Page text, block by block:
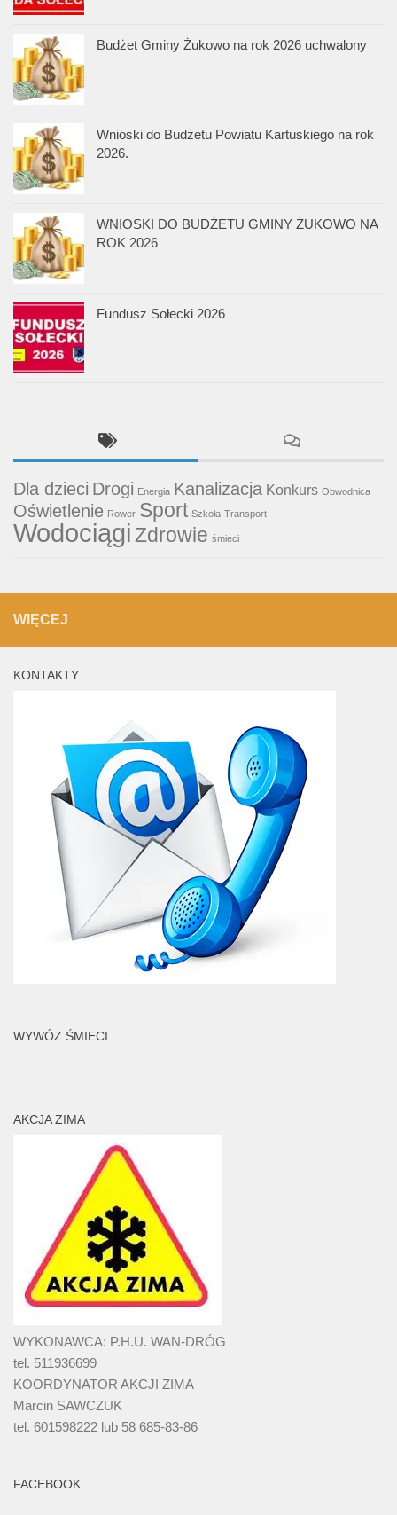
Budżet Gminy Żukowo na rok 2026 uchwalony
Wnioski do Budżetu Powiatu Kartuskiego na rok
2026.
WNIOSKI DO BUDŻETU GMINY ŻUKOWO NA
ROK 2026
Fundusz Sołecki 2026
Dla dzieci Drogi Energia Kanalizacja Konkurs Obwodnica
Oświetlenie Rower Sport Szkoła Transport
WodociągiZdrowie śmieci
WIĘCEJ
KONTAKTY
WYWÓZ ŚMIECI
AKCJA ZIMA
WYKONAWCA: P.H.U. WAN-DRÓG
tel. 511936699
KOORDYNATOR AKCJI ZIMA
Marcin SAWCZUK
tel. 601598222 lub 58 685-83-86
FACEBOOK